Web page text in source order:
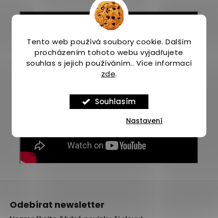
Tento web používá soubory cookie. Dalším
procházením tohoto webu vyjadřujete
souhlas s jejich používáním.. Více informací
zde.
Souhlasím
Nastavení
Odebírat newsletter